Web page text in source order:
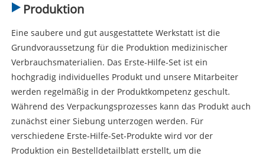
Produktion
Eine saubere und gut ausgestattete Werkstatt ist die
Grundvoraussetzung für die Produktion medizinischer
Verbrauchsmaterialien. Das Erste-Hilfe-Set ist ein
hochgradig individuelles Produkt und unsere Mitarbeiter
werden regelmäßig in der Produktkompetenz geschult.
Während des Verpackungsprozesses kann das Produkt auch
zunächst einer Siebung unterzogen werden. Für
verschiedene Erste-Hilfe-Set-Produkte wird vor der
Produktion ein Bestelldetailblatt erstellt, um die